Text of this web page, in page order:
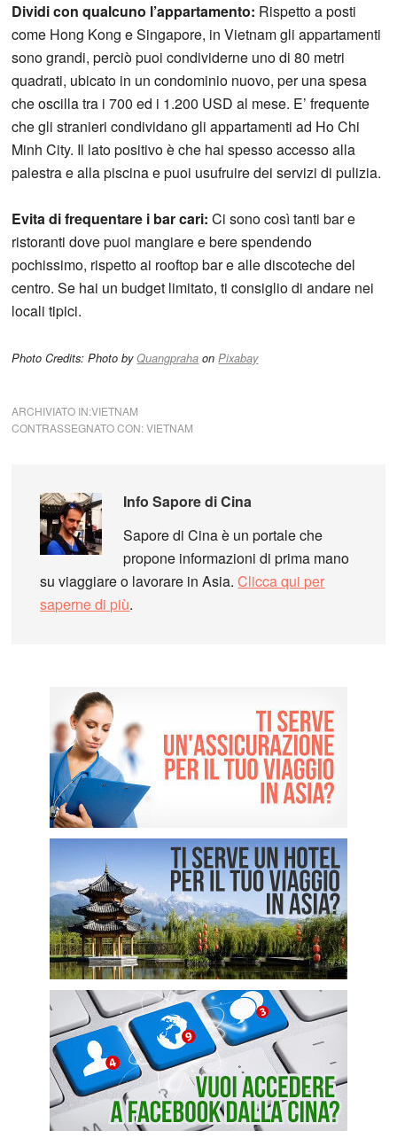
Dividi con qualcuno l’appartamento: Rispetto a posti
come Hong Kong e Singapore, in Vietnam gli appartamenti
sono grandi, perciò puoi condividerne uno di 80 metri
quadrati, ubicato in un condominio nuovo, per una spesa
che oscilla tra i 700 ed i 1.200 USD al mese. E’ frequente
che gli stranieri condividano gli appartamenti ad Ho Chi
Minh City. Il lato positivo è che hai spesso accesso alla
palestra e alla piscina e puoi usufruire dei servizi di pulizia.
Evita di frequentare i bar cari: Ci sono così tanti bar e
ristoranti dove puoi mangiare e bere spendendo
pochissimo, rispetto ai rooftop bar e alle discoteche del
centro. Se hai un budget limitato, ti consiglio di andare nei
locali tipici.
Photo Credits: Photo byQuangpraha onPixabay
ARCHIVIATO IN:VIETNAM
CONTRASSEGNATO CON:VIETNAM
InfoSapore di Cina
Sapore di Cina è un portale che
propone informazioni di prima mano
su viaggiare o lavorare in Asia.Clicca qui per
saperne di più.